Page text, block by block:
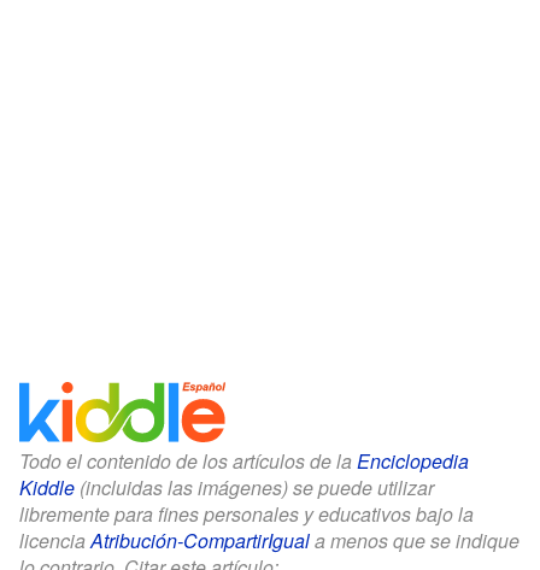
Todo el contenido de los artículos de la Enciclopedia
Kiddle (incluidas las imágenes) se puede utilizar
libremente para fines personales y educativos bajo la
licenciaAtribución-CompartirIguala menos que se indique